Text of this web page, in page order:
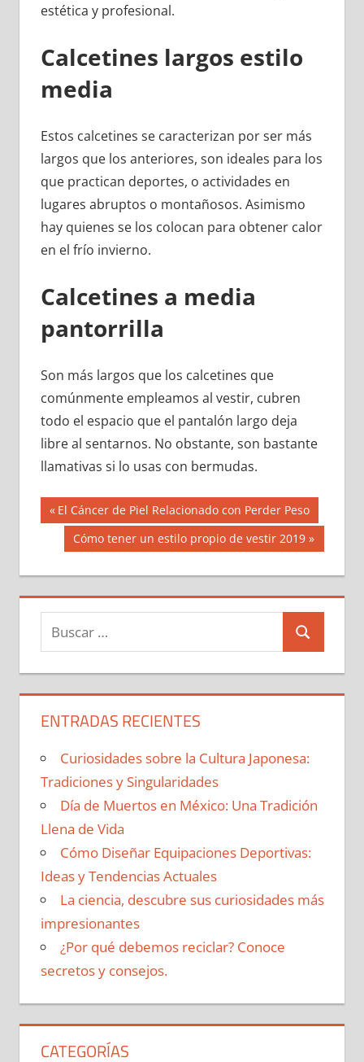
estética y profesional.
Calcetines largos estilo
media
Estos calcetines se caracterizan por ser más
largos que los anteriores, son ideales para los
que practican deportes, o actividades en
lugares abruptos o montañosos. Asimismo
hay quienes se los colocan para obtener calor
en el frío invierno.
Calcetines a media
pantorrilla
Son más largos que los calcetines que
comúnmente empleamos al vestir, cubren
todo el espacio que el pantalón largo deja
libre al sentarnos. No obstante, son bastante
llamativas si lo usas con bermudas.
Navegación
de
entradas
Entrada
anterior:
El Cáncer de Piel Relacionado con Perder Peso
Siguiente
Cómo tener un estilo propio de vestir 2019
Buscar:
Buscar
ENTRADAS RECIENTES
Curiosidades sobre la Cultura Japonesa:
Tradiciones y Singularidades
Día de Muertos en México: Una Tradición
Llena de Vida
Cómo Diseñar Equipaciones Deportivas:
Ideas y Tendencias Actuales
La ciencia, descubre sus curiosidades más
impresionantes
¿Por qué debemos reciclar? Conoce
secretos y consejos.
CATEGORÍAS